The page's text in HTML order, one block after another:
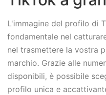
L'immagine del profilo di
fondamentale nel
nel trasmettere la vostra
marchio. Grazie alle
disponibili, è possibile
profilo unica e